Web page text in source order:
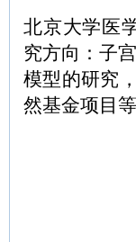
北京大学医
究方向：子
模型的研究
然基金项目等